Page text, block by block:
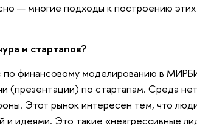
— многие подходы к построению этих
и стартапов?
финансовому моделированию в
(презентации) по стартапам. Среда
Этот рынок интересен тем, что
идеями. Это такие «неагрессивные